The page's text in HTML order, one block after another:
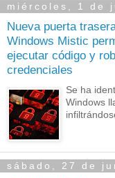
miércoles, 1 de
Nueva puerta
Windows Mistic
ejecutar código y
credenciales
Se ha
Windows
sábado, 27 de